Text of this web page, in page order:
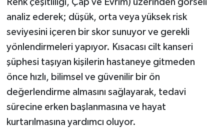
Renk çeşitliliği, Çap ve Evrim) üzerinden görseli
analiz ederek; düşük, orta veya yüksek risk
seviyesini içeren bir skor sunuyor ve gerekli
yönlendirmeleri yapıyor. Kısacası cilt kanseri
şüphesi taşıyan kişilerin hastaneye gitmeden
önce hızlı, bilimsel ve güvenilir bir ön
değerlendirme almasını sağlayarak, tedavi
sürecine erken başlanmasına ve hayat
kurtarılmasına yardımcı oluyor.